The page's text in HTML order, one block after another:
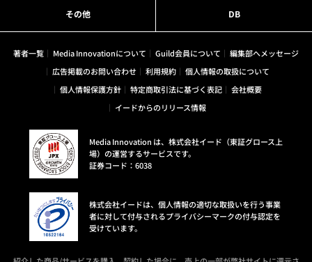
その他 DB
著者一覧 Media Innovationについて Guild会員について
編集部へメッセージ
広告掲載のお問い合わせ
利用規約
個人情報の取扱について
個人情報保護方針
特定商取引法に基づく表記
会社概要
イードからのリリース情報
Media Innovation は、株式会社イード（東証グロース上
場）の運営するサービスです。
証券コード：6038
株式会社イードは、個人情報の適切な取扱いを行う事業
者に対して付与されるプライバシーマークの付与認定を
受けています。